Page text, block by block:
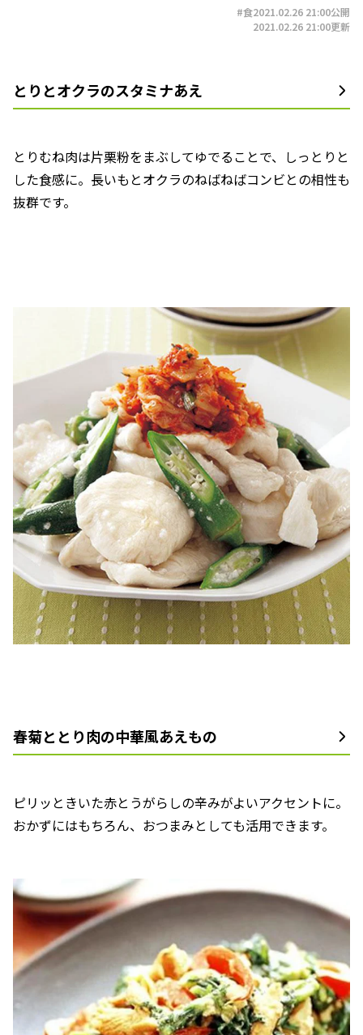
#食2021.02.26 21:00公開
2021.02.26 21:00更新
とりとオクラのスタミナあえ
とりむね肉は片栗粉をまぶしてゆでることで、しっとりと
した食感に。長いもとオクラのねばねばコンビとの相性も
抜群です。
春菊ととり肉の中華風あえもの
ピリッときいた赤とうがらしの辛みがよいアクセントに。
おかずにはもちろん、おつまみとしても活用できます。